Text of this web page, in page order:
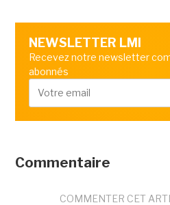
NEWSLETTER LMI
Recevez notre newsletter
abonnés
Commentaire
COMMENTER CET